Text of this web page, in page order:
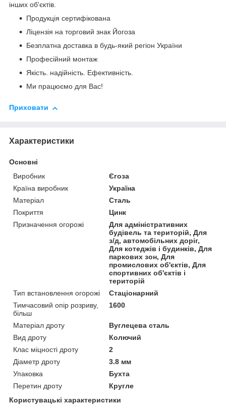
інших об'єктів.
Продукція сертифікована
Ліцензія на торговий знак Йогоза
Безплатна доставка в будь-який регіон України
Професійний монтаж
Якість. надійність. Ефективність.
Ми працюємо для Вас!
Приховати
Характеристики
Основні
Виробник
Єгоза
Країна виробник
Україна
Матеріал
Сталь
Покриття
Цинк
Призначення огорожі
Для адміністративних
будівель та територій, Для
з/д, автомобільних доріг,
Для котеджів і будинків, Для
паркових зон, Для
промислових об'єктів, Для
спортивних об'єктів і
територій
Тип встановлення огорожі
Стаціонарний
Тимчасовий опір розриву,
більш
1600
Матеріал дроту
Вуглецева сталь
Вид дроту
Колючий
Клас міцності дроту
2
Діаметр дроту
3.8 мм
Упаковка
Бухта
Перетин дроту
Кругле
Користувацькі характеристики